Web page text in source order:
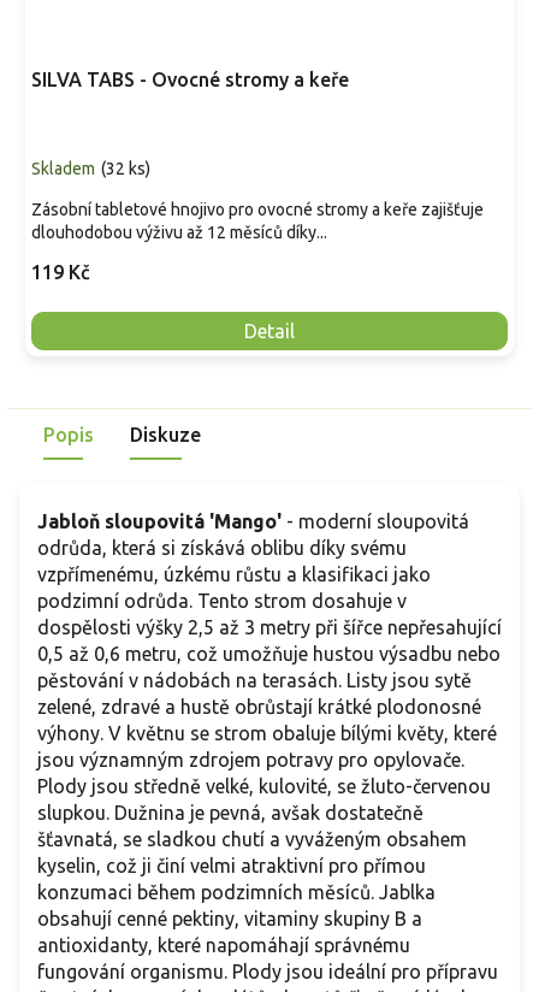
SILVA TABS - Ovocné stromy a keře
Skladem (32 ks)
119 Kč
Detail
Zásobní tabletové hnojivo pro ovocné stromy a keře zajišťuje
dlouhodobou výživu až 12 měsíců díky...
Popis Diskuze
Jabloň sloupovitá 'Mango' - moderní sloupovitá
odrůda, která si získává oblibu díky svému
vzpřímenému, úzkému růstu a klasifikaci jako
podzimní odrůda. Tento strom dosahuje v
dospělosti výšky 2,5 až 3 metry při šířce nepřesahující
0,5 až 0,6 metru, což umožňuje hustou výsadbu nebo
pěstování v nádobách na terasách. Listy jsou sytě
zelené, zdravé a hustě obrůstají krátké plodonosné
výhony. V květnu se strom obaluje bílými květy, které
jsou významným zdrojem potravy pro opylovače.
Plody jsou středně velké, kulovité, se žluto-červenou
slupkou. Dužnina je pevná, avšak dostatečně
šťavnatá, se sladkou chutí a vyváženým obsahem
kyselin, což ji činí velmi atraktivní pro přímou
konzumaci během podzimních měsíců. Jablka
obsahují cenné pektiny, vitaminy skupiny B a
antioxidanty, které napomáhají správnému
fungování organismu. Plody jsou ideální pro přípravu